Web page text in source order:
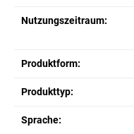
Nutzungszeitraum:
Produktform:
Produkttyp:
Sprache: